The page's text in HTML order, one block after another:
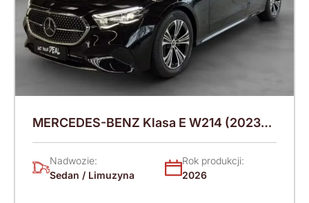
MERCEDES-BENZ Klasa E W214 (2023-)
220 KM (2026)
Nadwozie:
Sedan / Limuzyna
Rok produkcji:
2026